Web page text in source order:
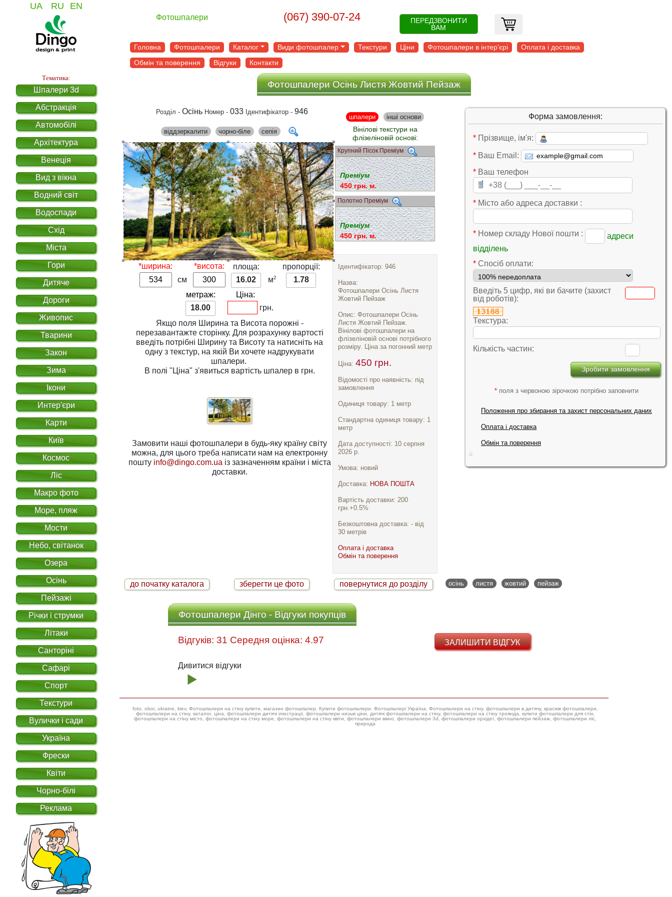
UA RU EN
Фотошпалери (067) 390-07-24
ПЕРЕДЗВОНИТИ
ВАМ
Головна Фотошпалери Каталог Види фотошпалер Текстури Ціни Фотошпалери в інтер'єрі
Оплата і доставка
Обмін та поверення
Відгуки Контакти
Тематика:
Шпалери 3d
Абстракція
Автомобілі
Архітектура
Венеція
Вид з вікна
Водний світ
Водоспади
Схід
Міста
Гори
Дитяче
Дороги
Живопис
Тварини
Закон
Зима
Ікони
Интер'єри
Карти
Київ
Космос
Ліс
Макро фото
Море, пляж
Мости
Небо, світанок
Озера
Осінь
Пейзажі
Річки і струмки
Літаки
Санторіні
Сафарі
Спорт
Текстури
Вулички і сади
Україна
Фрески
Квіти
Чорно-білі
Реклама
Фотошпалери Осінь Листя Жовтий Пейзаж
Розділ -Осінь Номер -033 Ідентифікатор -946
віддзеркалити чорно-біле сепія
*ширина:
см
*висота:
площа:
16.02
м2
пропорції:
1.78
метраж:
18.00
Ціна:
грн.
Якщо поля Ширина та Висота порожні -
перезавантажте сторінку. Для розрахунку вартості
введіть потрібні Ширину та Висоту та натисніть на
одну зтекстур, на якій Ви хочете надрукувати
шпалери.
В полі "Ціна" з'явиться вартість шпалер в грн.
Замовити наші фотошпалери в будь-яку країну світу
можна, для цього треба написати нам на електронну
пошту info@dingo.com.ua із зазначенням країни і міста
доставки.
шпалери інші основи
Вінілові текстури на
флізеліновій основі:
Крупний Пісок Преміум
Преміум
450 грн. м.
Полотно Преміум
Преміум
450 грн. м.
Ідентифікатор: 946
Назва:
Фотошпалери Осінь Листя
Жовтий Пейзаж
Опис: Фотошпалери Осінь
Листя Жовтий Пейзаж.
Вінілові фотошпалери на
флізеліновій основі потрібного
розміру. Ціна за погонний метр
Ціна: 450 грн.
Відомості про наявність: під
замовлення
Одиниця товару: 1 метр
Стандартна одиниця товару: 1
метр
Дата доступності: 10 серпня
2026 р.
Умова: новий
Доставка: НОВА ПОШТА
Вартість доставки: 200
грн.+0.5%
Безкоштовна доставка: - від
30 метрів
Оплата і доставка
Обмін та поверення
Форма замовлення:
* Прізвище, ім'я:
* Ваш Email:
* Ваш телефон
* Місто або адреса доставки :
* Номер складу Нової пошти :
адреси
відділень
* Cпосіб оплати:
Введіть 5 цифр, які ви бачите (захист
від роботів):
Текстура:
Кількість частин:
* поля з червоною зірочкою потрібно заповнити
Положення про збирання та захист персональних даних
Оплата і доставка
Обмін та поверення
до початку каталога зберегти це фото повернутися до розділу осінь листя жовтий пейзаж
Фотошпалери Дінго - Відгуки покупців
ЗАЛИШИТИ ВІДГУК
Відгуків: 31 Середня оцінка: 4.97
Дивитися відгуки
foto, oboi, ukraine, kiev, Фотошпалери на стіну купити, магазин фотошпалер. Купити фотошпалери. Фотошпалері Україна. Фотошпалери на стіну, фотошпалери в дитячу, красиві фотошпалери,
фотошпалери на стіну, каталог, ціна, фотошпалери дитячі ілюстрації, фотошпалери низькі ціни, дитячі фотошпалери на стіну, фотошпалери на стіну троянда, купити фотошпалери для стін,
фотошпалери на стіну місто, фотошпалери на стіну море, фотошпалери на стіну квіти, фотошпалери вікно, фотошпалери 3d, фотошпалери орхідеї, фотошпалери пейзаж, фотошпалери ліс,
природа